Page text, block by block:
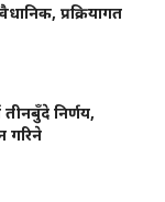
प्रक्रियागत
निर्णय,
गरिने